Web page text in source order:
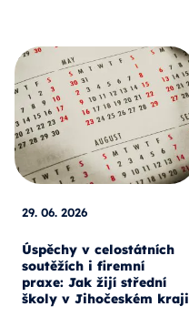
29. 06. 2026
Úspěchy v celostátních
soutěžích i firemní
praxe: Jak žijí střední
školy v Jihočeském kraji